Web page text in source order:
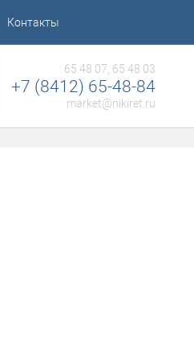
Контакты
65 48 07, 65 48 03
+7 (8412) 65-48-84
market@nikiret.ru